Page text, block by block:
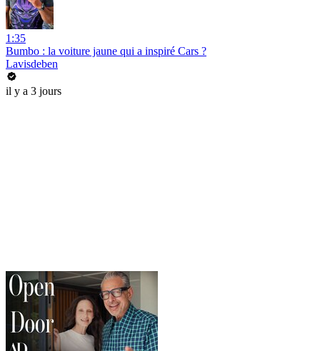
1:35
Bumbo : la voiture jaune qui a inspiré Cars ?
Lavisdeben
il y a 3 jours